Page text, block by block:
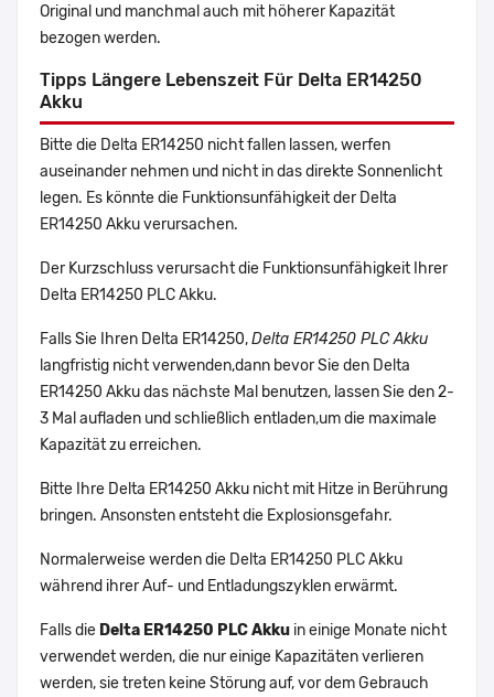
Original und manchmal auch mit höherer Kapazität
bezogen werden.
Tipps Längere Lebenszeit Für Delta ER14250
Akku
Bitte die Delta ER14250 nicht fallen lassen, werfen
auseinander nehmen und nicht in das direkte Sonnenlicht
legen. Es könnte die Funktionsunfähigkeit der Delta
ER14250 Akku verursachen.
Der Kurzschluss verursacht die Funktionsunfähigkeit Ihrer
Delta ER14250 PLC Akku.
Falls Sie Ihren Delta ER14250,Delta ER14250 PLC Akku
langfristig nicht verwenden,dann bevor Sie den Delta
ER14250 Akku das nächste Mal benutzen, lassen Sie den 2-
3 Mal aufladen und schließlich entladen,um die maximale
Kapazität zu erreichen.
Bitte Ihre Delta ER14250 Akku nicht mit Hitze in Berührung
bringen. Ansonsten entsteht die Explosionsgefahr.
Normalerweise werden die Delta ER14250 PLC Akku
während ihrer Auf- und Entladungszyklen erwärmt.
Falls die Delta ER14250 PLC Akku in einige Monate nicht
verwendet werden, die nur einige Kapazitäten verlieren
werden, sie treten keine Störung auf, vor dem Gebrauch